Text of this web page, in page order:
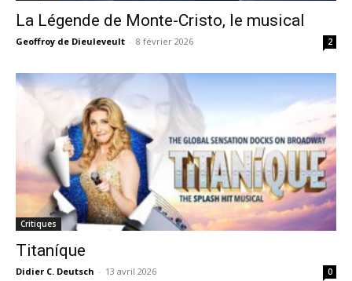
La Légende de Monte-Cristo, le musical
Geoffroy de Dieuleveult - 8 février 2026 2
Critiques
Titaníque
Didier C. Deutsch - 13 avril 2026 0